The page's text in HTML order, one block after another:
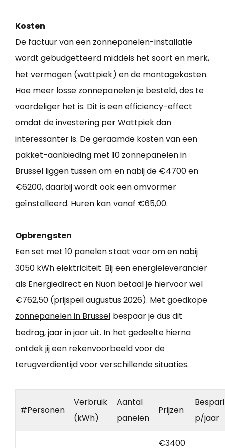
Kosten
De factuur van een zonnepanelen-installatie
wordt gebudgetteerd middels het soort en merk,
het vermogen (wattpiek) en de montagekosten.
Hoe meer losse zonnepanelen je besteld, des te
voordeliger het is. Dit is een efficiency-effect
omdat de investering per Wattpiek dan
interessanter is. De geraamde kosten van een
pakket-aanbieding met 10 zonnepanelen in
Brussel liggen tussen om en nabij de €4700 en
€6200, daarbij wordt ook een omvormer
geïnstalleerd. Huren kan vanaf €65,00.
Opbrengsten
Een set met 10 panelen staat voor om en nabij
3050 kWh elektriciteit. Bij een energieleverancier
als Energiedirect en Nuon betaal je hiervoor wel
€762,50 (prijspeil augustus 2026). Met goedkope
zonnepanelen in Brussel bespaar je dus dit
bedrag, jaar in jaar uit. In het gedeelte hierna
ontdek jij een rekenvoorbeeld voor de
terugverdientijd voor verschillende situaties.
#Personen
Verbruik
(kWh)
Aantal
panelen
Prijzen
p/jaar
€3400